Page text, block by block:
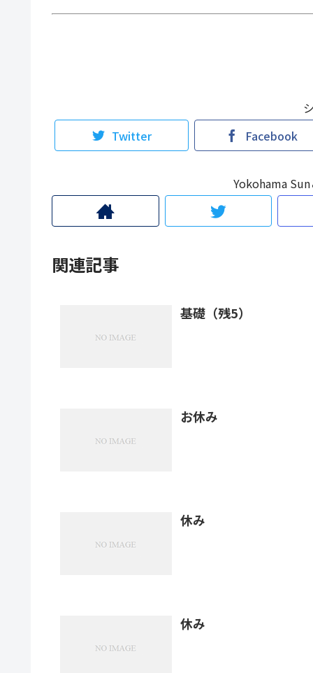
Twitter
Facebook
Yokohama
関連記事
基礎（残5）
お休み
休み
休み